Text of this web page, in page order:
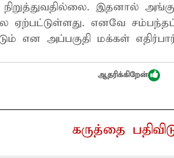
நிறுத்துவதில்லை. இதனால்
ஏற்பட்டுள்ளது. எனவே
என அப்பகுதி மக்கள்
ஆதரிக்கிறேன்
கருத்தை